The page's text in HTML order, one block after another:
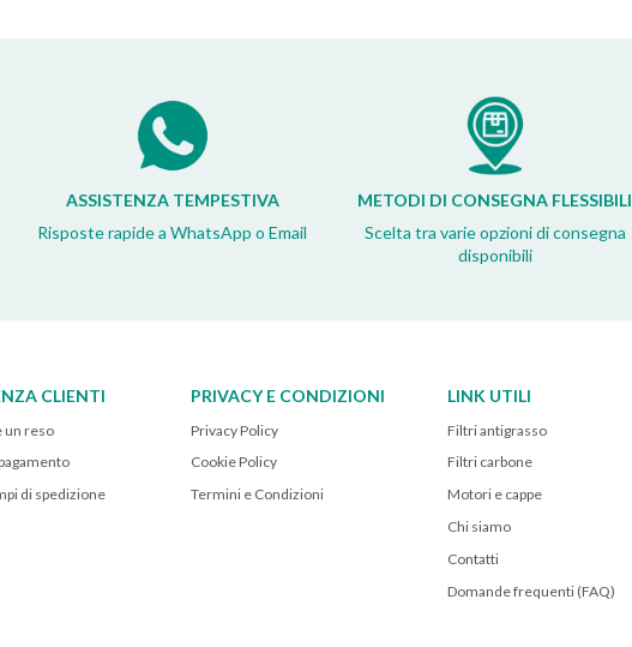
ASSISTENZA TEMPESTIVA
Risposte rapide a WhatsApp o Email
METODI DI CONSEGNA FLESSIBILI
Scelta tra varie opzioni di consegna
disponibili
CLIENTI
un reso
di spedizione
PRIVACY E CONDIZIONI
Privacy Policy
Cookie Policy
Termini e Condizioni
LINK UTILI
Filtri antigrasso
Filtri carbone
Motori e cappe
Chi siamo
Contatti
Domande frequenti (FAQ)